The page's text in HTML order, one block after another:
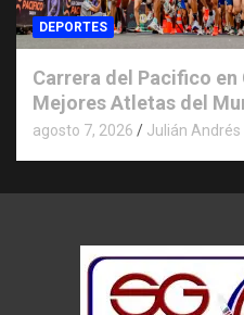
DEPORTES
Carrera del Pacifico en
Mejores Atletas del
agosto 7, 2026 Julián Andrés